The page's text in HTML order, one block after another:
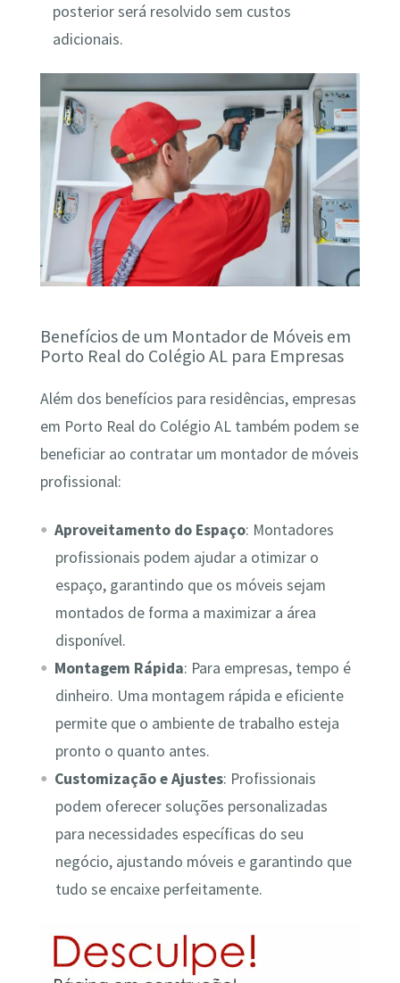
posterior será resolvido sem custos
adicionais.
Benefícios de um Montador de Móveis em
Porto Real do Colégio AL para Empresas
Além dos benefícios para residências, empresas
em Porto Real do Colégio AL também podem se
beneficiar ao contratar um montador de móveis
profissional:
Aproveitamento do Espaço: Montadores
profissionais podem ajudar a otimizar o
espaço, garantindo que os móveis sejam
montados de forma a maximizar a área
disponível.
Montagem Rápida: Para empresas, tempo é
dinheiro. Uma montagem rápida e eficiente
permite que o ambiente de trabalho esteja
pronto o quanto antes.
Customização e Ajustes: Profissionais
podem oferecer soluções personalizadas
para necessidades específicas do seu
negócio, ajustando móveis e garantindo que
tudo se encaixe perfeitamente.